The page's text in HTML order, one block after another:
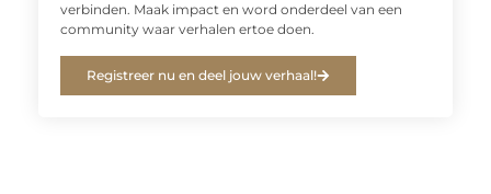
verbinden. Maak impact en word onderdeel van een
community waar verhalen ertoe doen.
Registreer nu en deel jouw verhaal!